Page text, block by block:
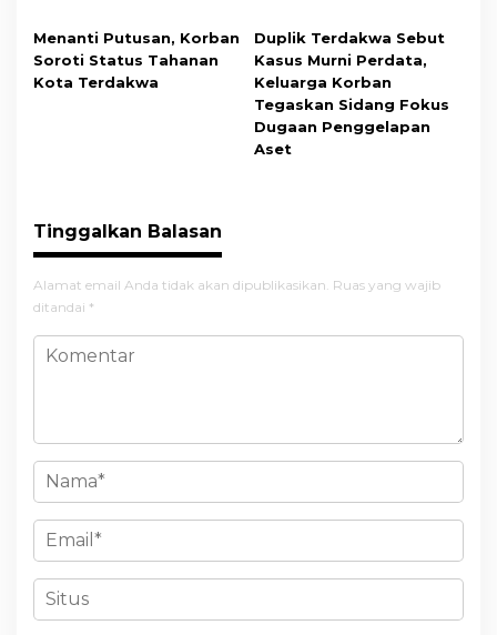
Menanti Putusan, Korban
Soroti Status Tahanan
Kota Terdakwa
Duplik Terdakwa Sebut
Kasus Murni Perdata,
Keluarga Korban
Tegaskan Sidang Fokus
Dugaan Penggelapan
Aset
Tinggalkan Balasan
Alamat email Anda tidak akan dipublikasikan. Ruas yang wajib
ditandai *